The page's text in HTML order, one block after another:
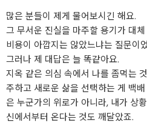
많은 분들이 제게 물어보시긴 해요.
그 무서운 진실을 마주할 용기가 대
비용이 아깝지는 않았느냐는 질문이
그러나 제 대답은 늘 똑같아요.
지옥 같은 의심 속에서 나를 좀먹는
주하고 새로운 삶을 선택하는 게 백
은 누군가의 위로가 아니라, 내가 상
신에서부터 온다는 것도 깨달았죠.